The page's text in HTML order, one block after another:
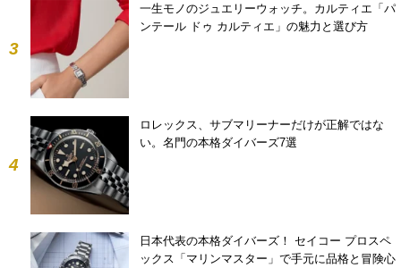
3
一生モノのジュエリーウォッチ。カルティエ「パ
ンテール ドゥ カルティエ」の魅力と選び方
4
ロレックス、サブマリーナーだけが正解ではな
い。名門の本格ダイバーズ7選
日本代表の本格ダイバーズ！ セイコー プロスペ
ックス「マリンマスター」で手元に品格と冒険心